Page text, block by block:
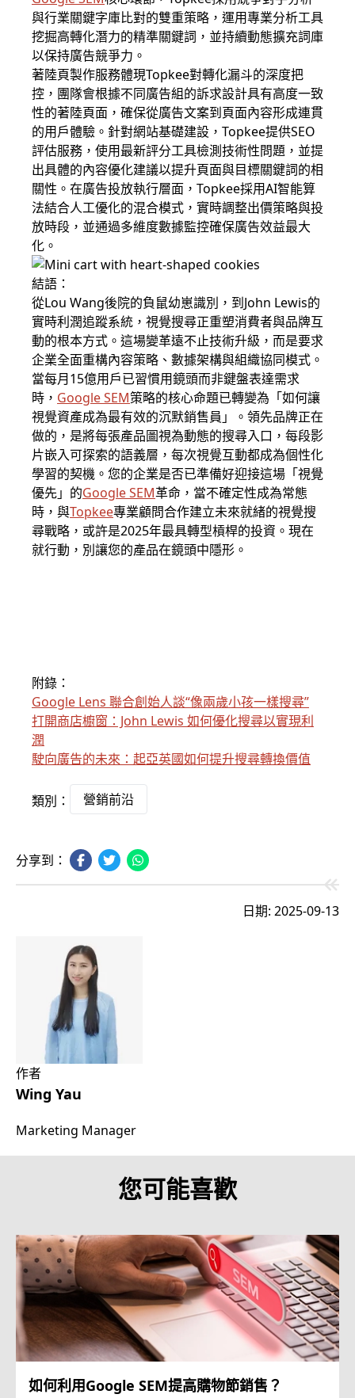
與行業關鍵字庫比對的雙重策略，運用專業分析工具
挖掘高轉化潛力的精準關鍵詞，並持續動態擴充詞庫
以保持廣告競爭力。
著陸頁製作服務體現Topkee對轉化漏斗的深度把
控，團隊會根據不同廣告組的訴求設計具有高度一致
性的著陸頁面，確保從廣告文案到頁面內容形成連貫
的用戶體驗。針對網站基礎建設，Topkee提供SEO
評估服務，使用最新評分工具檢測技術性問題，並提
出具體的內容優化建議以提升頁面與目標關鍵詞的相
關性。在廣告投放執行層面，Topkee採用AI智能算
法結合人工優化的混合模式，實時調整出價策略與投
放時段，並通過多維度數據監控確保廣告效益最大
化。
結語：
從Lou Wang後院的負鼠幼崽識別，到John Lewis的
實時利潤追蹤系統，視覺搜尋正重塑消費者與品牌互
動的根本方式。這場變革遠不止技術升級，而是要求
企業全面重構內容策略、數據架構與組織協同模式。
當每月15億用戶已習慣用鏡頭而非鍵盤表達需求
時， Google SEM策略的核心命題已轉變為「如何讓
視覺資產成為最有效的沉默銷售員」。領先品牌正在
做的，是將每張產品圖視為動態的搜尋入口，每段影
片嵌入可探索的語義層，每次視覺互動都成為個性化
學習的契機。您的企業是否已準備好迎接這場「視覺
優先」的Google SEM革命，當不確定性成為常態
時，與Topkee專業顧問合作建立未來就緒的視覺搜
尋戰略，或許是2025年最具轉型槓桿的投資。現在
就行動，別讓您的產品在鏡頭中隱形。
附錄：
Google Lens 聯合創始人談“像兩歲小孩一樣搜尋”
打開商店櫥窗：John Lewis 如何優化搜尋以實現利
潤
駛向廣告的未來：起亞英國如何提升搜尋轉換價值
類別： 營銷前沿
分享到：
日期: 2025-09-13
作者
Wing Yau
Marketing Manager
您可能喜歡
如何利用Google SEM提高購物節銷售？